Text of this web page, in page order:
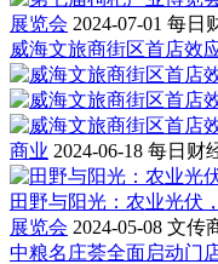
展览会 2024-07-01 每日
威海文旅商街区首店效
商业 2024-06-18 每日财
田野与阳光：农业光伏
展览会 2024-05-08 文传
中粮名庄荟全面启动门